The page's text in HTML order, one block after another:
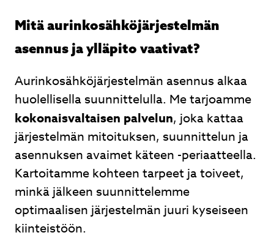
Mitä aurinkosähköjärjestelmän
asennus ja ylläpito vaativat?
Aurinkosähköjärjestelmän asennus alkaa
huolellisella suunnittelulla. Me tarjoamme
kokonaisvaltaisen palvelun, joka kattaa
järjestelmän mitoituksen, suunnittelun ja
asennuksen avaimet käteen -periaatteella.
Kartoitamme kohteen tarpeet ja toiveet,
minkä jälkeen suunnittelemme
optimaalisen järjestelmän juuri kyseiseen
kiinteistöön.